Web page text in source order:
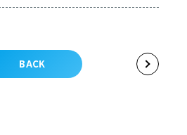
BACK